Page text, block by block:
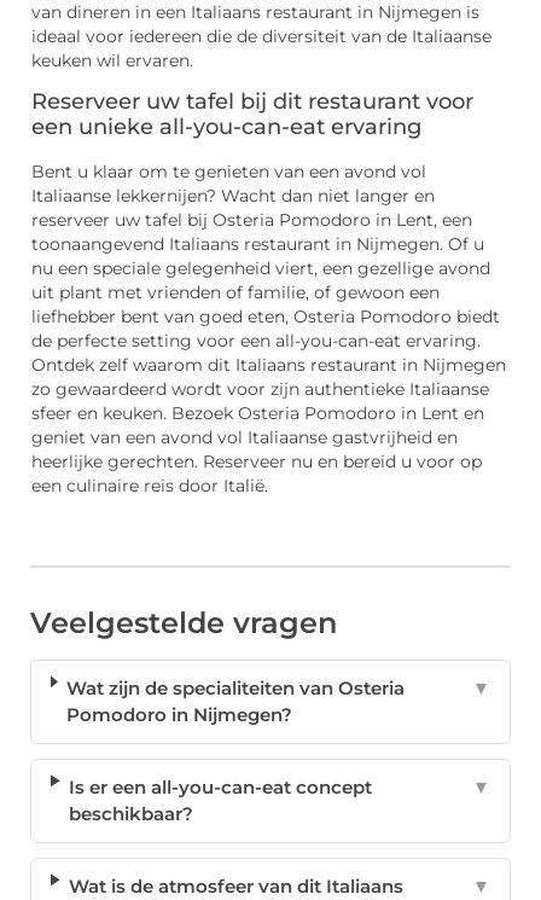
van dineren in een Italiaans restaurant in Nijmegen is
ideaal voor iedereen die de diversiteit van de Italiaanse
keuken wil ervaren.
Reserveer uw tafel bij dit restaurant voor
een unieke all-you-can-eat ervaring
Bent u klaar om te genieten van een avond vol
Italiaanse lekkernijen? Wacht dan niet langer en
reserveer uw tafel bij Osteria Pomodoro in Lent, een
toonaangevend Italiaans restaurant in Nijmegen. Of u
nu een speciale gelegenheid viert, een gezellige avond
uit plant met vrienden of familie, of gewoon een
liefhebber bent van goed eten, Osteria Pomodoro biedt
de perfecte setting voor een all-you-can-eat ervaring.
Ontdek zelf waarom dit Italiaans restaurant in Nijmegen
zo gewaardeerd wordt voor zijn authentieke Italiaanse
sfeer en keuken. Bezoek Osteria Pomodoro in Lent en
geniet van een avond vol Italiaanse gastvrijheid en
heerlijke gerechten. Reserveer nu en bereid u voor op
een culinaire reis door Italië.
Veelgestelde vragen
Wat zijn de specialiteiten van Osteria
Pomodoro in Nijmegen?
▼
Is er een all-you-can-eat concept
beschikbaar?
▼
Wat is de atmosfeer van dit Italiaans
▼